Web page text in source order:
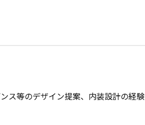
ス等のデザイン提案、内装設計の経験